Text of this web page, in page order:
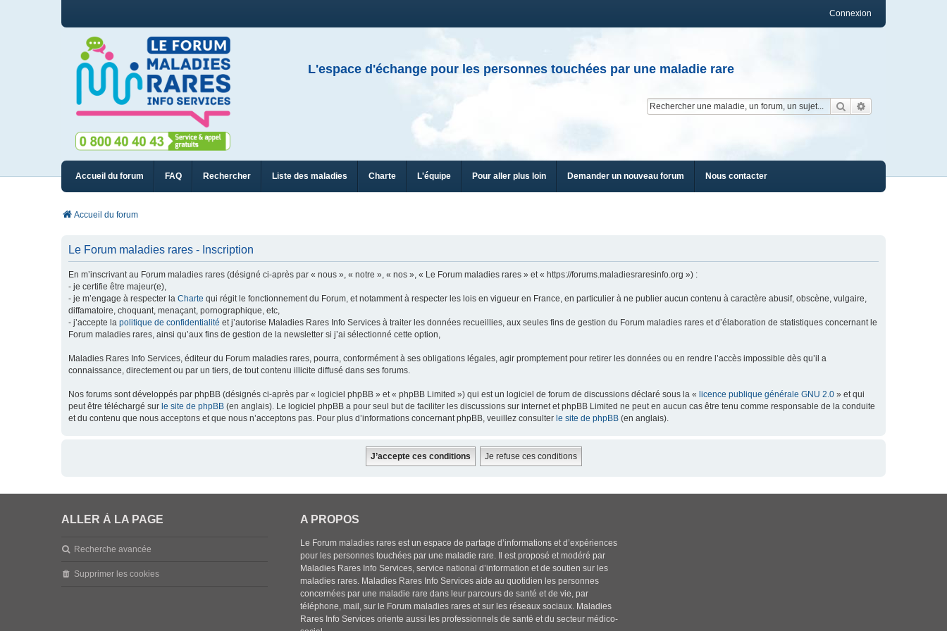
Connexion
L'espace d'échange pour les personnes touchées par une maladie rare
Rechercher
Accueil du forum FAQ Rechercher Liste des maladies Charte L'équipe Pour aller plus loin Demander un nouveau forum Nous contacter
Accueil du forum
Le Forum maladies rares - Inscription
En m’inscrivant au Forum maladies rares (désigné ci-après par « nous », « notre », « nos », « Le Forum maladies rares » et « https://forums.maladiesraresinfo.org ») :
- je certifie être majeur(e),
- je m’engage à respecter la Charte qui régit le fonctionnement du Forum, et notamment à respecter les lois en vigueur en France, en particulier à ne publier aucun contenu à caractère abusif, obscène, vulgaire,
diffamatoire, choquant, menaçant, pornographique, etc,
- j’accepte la politique de confidentialité et j’autorise Maladies Rares Info Services à traiter les données recueillies, aux seules fins de gestion du Forum maladies rares et d’élaboration de statistiques concernant le
Forum maladies rares, ainsi qu’aux fins de gestion de la newsletter si j’ai sélectionné cette option,
Maladies Rares Info Services, éditeur du Forum maladies rares, pourra, conformément à ses obligations légales, agir promptement pour retirer les données ou en rendre l’accès impossible dès qu’il a
connaissance, directement ou par un tiers, de tout contenu illicite diffusé dans ses forums.
Nos forums sont développés par phpBB (désignés ci-après par « logiciel phpBB » et « phpBB Limited ») qui est un logiciel de forum de discussions déclaré sous la « licence publique générale GNU 2.0 » et qui
peut être téléchargé sur le site de phpBB (en anglais). Le logiciel phpBB a pour seul but de faciliter les discussions sur internet et phpBB Limited ne peut en aucun cas être tenu comme responsable de la conduite
et du contenu que nous acceptons et que nous n’acceptons pas. Pour plus d’informations concernant phpBB, veuillez consulter le site de phpBB (en anglais).
ALLER À LA PAGE
Recherche avancée
Supprimer les cookies
A PROPOS
Le Forum maladies rares est un espace de partage d’informations et d’expériences
pour les personnes touchées par une maladie rare. Il est proposé et modéré par
Maladies Rares Info Services, service national d’information et de soutien sur les
maladies rares. Maladies Rares Info Services aide au quotidien les personnes
concernées par une maladie rare dans leur parcours de santé et de vie, par
téléphone, mail, sur le Forum maladies rares et sur les réseaux sociaux. Maladies
Rares Info Services oriente aussi les professionnels de santé et du secteur médico-